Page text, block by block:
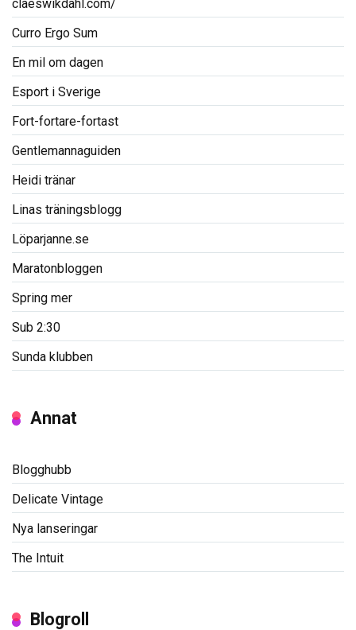
claeswikdahl.com/
Curro Ergo Sum
En mil om dagen
Esport i Sverige
Fort-fortare-fortast
Gentlemannaguiden
Heidi tränar
Linas träningsblogg
Löparjanne.se
Maratonbloggen
Spring mer
Sub 2:30
Sunda klubben
Annat
Blogghubb
Delicate Vintage
Nya lanseringar
The Intuit
Blogroll